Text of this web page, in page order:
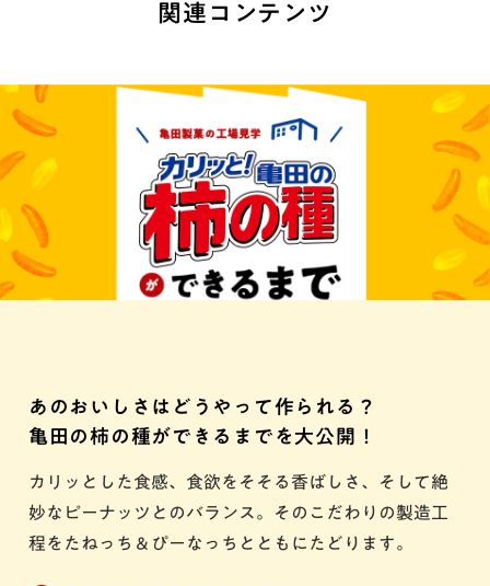
関連コンテンツ
あのおいしさはどうやって作られる？
亀田の柿の種ができるまでを大公開！
カリッとした食感、食欲をそそる香ばしさ、そして絶
妙なピーナッツとのバランス。そのこだわりの製造工
程をたねっち＆ぴーなっちとともにたどります。